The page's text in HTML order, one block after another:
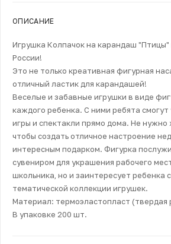
ОПИСАНИЕ
Игрушка Колпачок на карандаш "Птицы"
России!
Это не только креативная фигурная
отличный ластик для карандашей!
Веселые и забавные игрушки в виде
каждого ребенка. С ними ребята смогут
игры и спектакли прямо дома. Не нужно
чтобы создать отличное настроение
интересным подарком. Фигурка
сувениром для украшения рабочего
школьника, но и заинтересует ребенка
тематической коллекции игрушек.
Материал: термоэластопласт (твердая
В упаковке 200 шт.